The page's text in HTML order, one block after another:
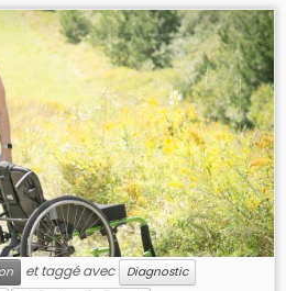
et taggé avec
Diagnostic